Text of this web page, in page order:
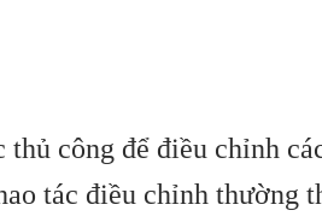
công để điều chỉnh
tác điều chỉnh thường